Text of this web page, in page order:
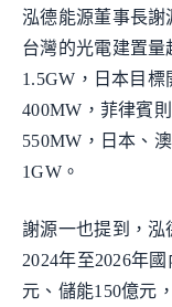
泓德能源董事長謝
台灣的光電建置量
1.5GW，日本目
400MW，菲律賓
550MW，日本、
1GW。
謝源一也提到，泓
2024年至2026年
元、儲能150億元